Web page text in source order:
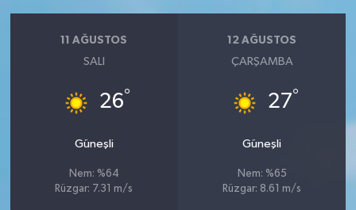
11 AĞUSTOS
SALI
26°
Güneşli
Nem: %64
Rüzgar: 7.31 m/s
12 AĞUSTOS
ÇARŞAMBA
27°
Güneşli
Nem: %65
Rüzgar: 8.61 m/s